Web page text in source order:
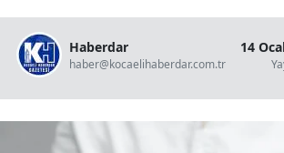
Haberdar
haber@kocaelihaberdar.com.tr
14